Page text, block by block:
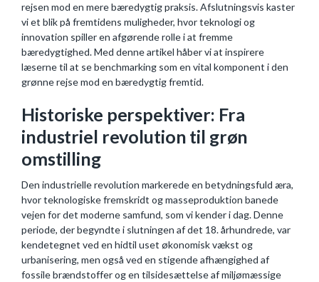
rejsen mod en mere bæredygtig praksis. Afslutningsvis kaster
vi et blik på fremtidens muligheder, hvor teknologi og
innovation spiller en afgørende rolle i at fremme
bæredygtighed. Med denne artikel håber vi at inspirere
læserne til at se benchmarking som en vital komponent i den
grønne rejse mod en bæredygtig fremtid.
Historiske perspektiver: Fra
industriel revolution til grøn
omstilling
Den industrielle revolution markerede en betydningsfuld æra,
hvor teknologiske fremskridt og masseproduktion banede
vejen for det moderne samfund, som vi kender i dag. Denne
periode, der begyndte i slutningen af det 18. århundrede, var
kendetegnet ved en hidtil uset økonomisk vækst og
urbanisering, men også ved en stigende afhængighed af
fossile brændstoffer og en tilsidesættelse af miljømæssige